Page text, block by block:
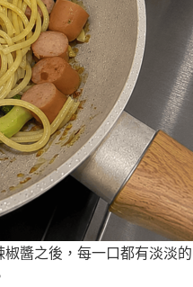
醬之後，每一口都有淡淡的